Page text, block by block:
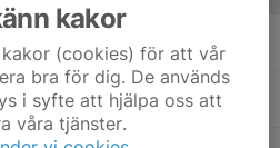
kakor
(cookies) för att vår
bra för dig. De används
i syfte att hjälpa oss att
våra tjänster.